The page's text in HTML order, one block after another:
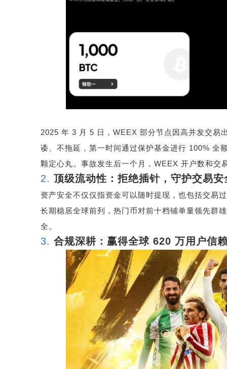
2025 年 3 月 5 日， WEEX 部分节点因高并发交易
诿、不拖延，第一时间通过保护基金进行 100% 全
颗定心丸。事故发生后一个月， WEEX 开户数和交
2. 顶级流动性：拒绝插针，守护交易安
资产安全不仅仅指资金可以随时提现，也包括交易
长期稳居全球前列，热门币对前十档铺单量领先群
全。
3. 合规深耕：赢得全球 620 万用户信